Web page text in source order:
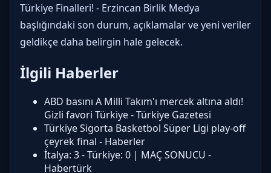
Türkiye Finalleri! - Erzincan Birlik Medya
başlığındaki son durum, açıklamalar ve yeni veriler
geldikçe daha belirgin hale gelecek.
İlgili Haberler
ABD basını A Milli Takım'ı mercek altına aldı!
Gizli favori Türkiye - Türkiye Gazetesi
Türkiye Sigorta Basketbol Süper Ligi play-off
çeyrek final - Haberler
İtalya: 3 - Türkiye: 0 | MAÇ SONUCU -
Habertürk